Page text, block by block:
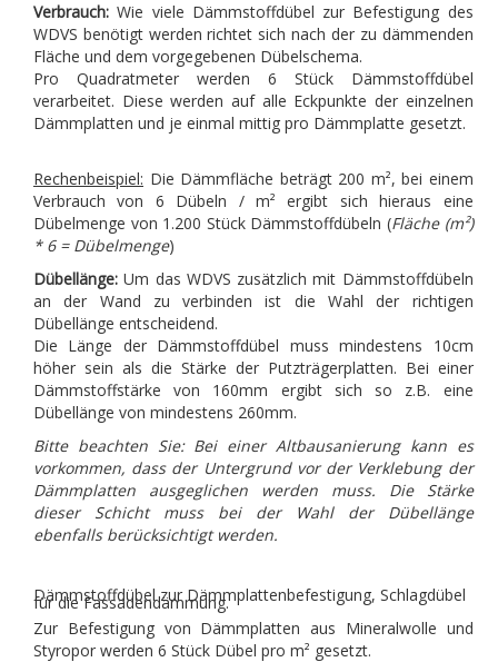
Verbrauch: Wie viele Dämmstoffdübel zur Befestigung des
WDVS benötigt werden richtet sich nach der zu dämmenden
Fläche und dem vorgegebenen Dübelschema.
Pro Quadratmeter werden 6 Stück Dämmstoffdübel
verarbeitet. Diese werden auf alle Eckpunkte der einzelnen
Dämmplatten und je einmal mittig pro Dämmplatte gesetzt.
Rechenbeispiel: Die Dämmfläche beträgt 200 m², bei einem
Verbrauch von 6 Dübeln / m² ergibt sich hieraus eine
Dübelmenge von 1.200 Stück Dämmstoffdübeln (Fläche (m²)
* 6 = Dübelmenge)
Dübellänge: Um das WDVS zusätzlich mit Dämmstoffdübeln
an der Wand zu verbinden ist die Wahl der richtigen
Dübellänge entscheidend.
Die Länge der Dämmstoffdübel muss mindestens 10cm
höher sein als die Stärke der Putzträgerplatten. Bei einer
Dämmstoffstärke von 160mm ergibt sich so z.B. eine
Dübellänge von mindestens 260mm.
Bitte beachten Sie:Bei einer Altbausanierung kann es
vorkommen, dass der Untergrund vor der Verklebung der
Dämmplatten ausgeglichen werden muss. Die Stärke
dieser Schicht muss bei der Wahl der Dübellänge
ebenfalls berücksichtigt werden.
Dämmstoffdübel zur Dämmplattenbefestigung, Schlagdübel
für die Fassadendämmung.
Zur Befestigung von Dämmplatten aus Mineralwolle und
Styropor werden 6 Stück Dübel pro m² gesetzt.